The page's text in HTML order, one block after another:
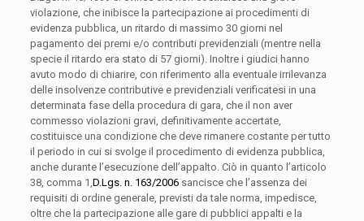
violazione, che inibisce la partecipazione ai procedimenti di
evidenza pubblica, un ritardo di massimo 30 giorni nel
pagamento dei premi e/o contributi previdenziali (mentre nella
specie il ritardo era stato di 57 giorni). Inoltre i giudici hanno
avuto modo di chiarire, con riferimento alla eventuale irrilevanza
delle insolvenze contributive e previdenziali verificatesi in una
determinata fase della procedura di gara, che il non aver
commesso violazioni gravi, definitivamente accertate,
costituisce una condizione che deve rimanere costante per tutto
il periodo in cui si svolge il procedimento di evidenza pubblica,
anche durante l’esecuzione dell’appalto. Ciò in quanto l’articolo
38, comma 1,D.Lgs. n. 163/2006sancisce che l’assenza dei
requisiti di ordine generale, previsti da tale norma, impedisce,
oltre che la partecipazione alle gare di pubblici appalti e la